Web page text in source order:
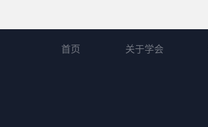
首页 关于学会